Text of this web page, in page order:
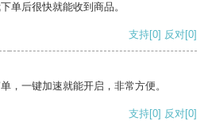
单后很快就能收到商品。
支持[0] 反对[0]
，一键加速就能开启，非常方便。
支持[0] 反对[0]